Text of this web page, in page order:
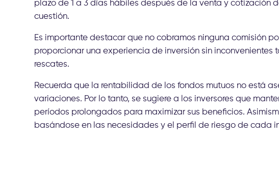
plazo de 1 a 3 días hábiles después de la venta y cotización
cuestión.
Es importante destacar que no cobramos ninguna comisión
proporcionar una experiencia de inversión sin inconvenientes
rescates.
Recuerda que la rentabilidad de los fondos mutuos no está
variaciones. Por lo tanto, se sugiere a los inversores que
períodos prolongados para maximizar sus beneficios.
basándose en las necesidades y el perfil de riesgo de cada